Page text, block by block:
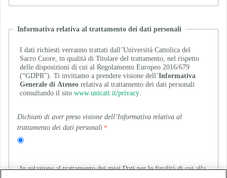
Informativa relativa al trattamento dei dati personali
I dati richiesti verranno trattati dall’Università Cattolica del
Sacro Cuore, in qualità di Titolare del trattamento, nel rispetto
delle disposizioni di cui al Regolamento Europeo 2016/679
(“GDPR”). Ti invitiamo a prendere visione dell’Informativa
Generale di Ateneo relativa al trattamento dei dati personali
consultando il sito www.unicatt.it/privacy
Dichiaro di aver preso visione dell’Informativa relativa al
trattamento dei dati personali
In relazione al trattamento dei miei Dati per le finalità di cui alla